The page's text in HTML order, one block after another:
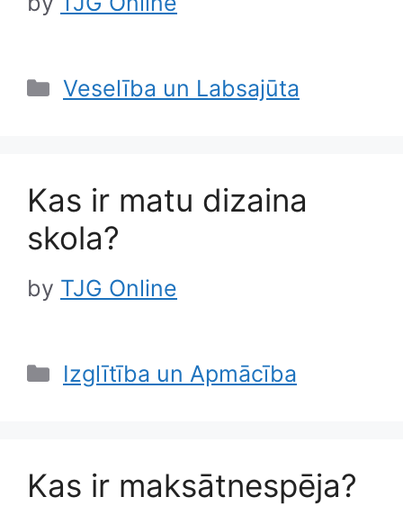
Categories
Veselība un Labsajūta
Kas ir matu dizaina
skola?
by TJG Online
Categories
Izglītība un Apmācība
Kas ir maksātnespēja?